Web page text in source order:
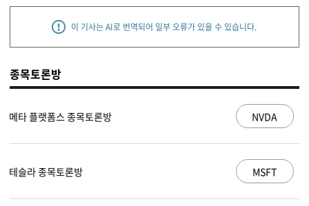
이 기사는 AI로 번역되어 일부 오류가 있을 수 있습니다.
종목토론방
NVDA 엔비디아 종목토론방
MSFT 마이크로소프트 종목토론방